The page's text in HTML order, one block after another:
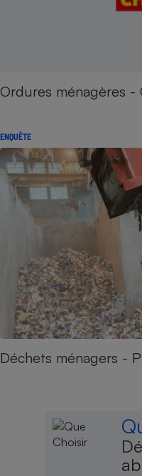
Ordures ménagères
ENQUÊTE
Déchets ménagers -